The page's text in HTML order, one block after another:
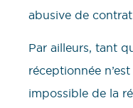
abusive de contrat
Par ailleurs, tant
réceptionnée
impossible de la